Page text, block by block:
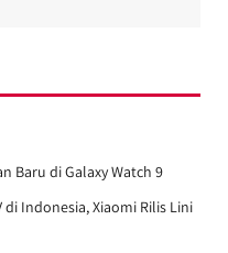
Baru di Galaxy Watch 9
Indonesia, Xiaomi Rilis Lini